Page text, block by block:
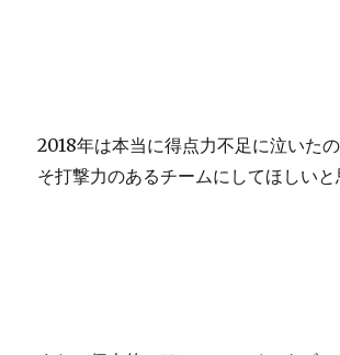
2018年は本当に得点力不足に泣いた
そ打撃力のあるチームにしてほしいと